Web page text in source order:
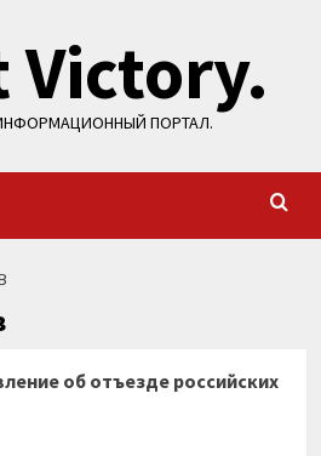
Victory.
ПОРТАЛ.
об отъезде российских